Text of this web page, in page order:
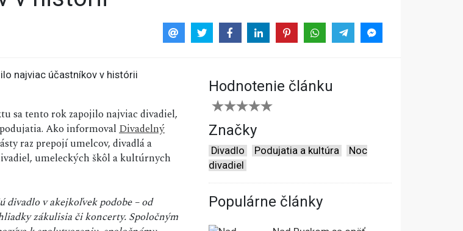
sa tento rok zapojilo najviac divadiel,
Ako informovalDivadelný
raz prepojí umelcov, divadlá a
umeleckých škôl a kultúrnych
v akejkoľvek podobe – od
zákulisia či koncerty. Spoločným
Hodnotenie článku
Značky
Divadlo Podujatia a kultúra
Noc
divadiel
Populárne články